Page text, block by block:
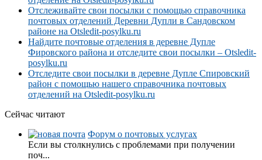
Отслеживайте свои посылки с помощью справочника
почтовых отделений Деревни Дупли в Сандовском
районе на Otsledit-posylku.ru
Найдите почтовые отделения в деревне Дупле
Фировского района и отследите свои посылки – Otsledit-
posylku.ru
Отследите свои посылки в деревне Дупле Спировский
район с помощью нашего справочника почтовых
отделений на Otsledit-posylku.ru
Сейчас читают
Форум о почтовых услугах
Если вы столкнулись с проблемами при получении
поч...